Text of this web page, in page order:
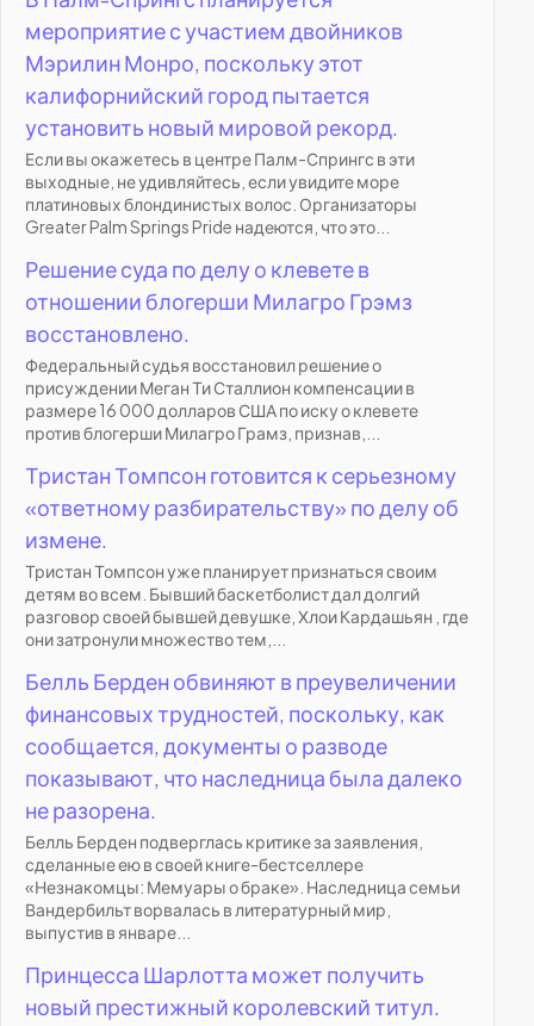
мероприятие с участием двойников
Мэрилин Монро, поскольку этот
калифорнийский город пытается
установить новый мировой рекорд.
Если вы окажетесь в центре Палм-Спрингс в эти
выходные, не удивляйтесь, если увидите море
платиновых блондинистых волос. Организаторы
Greater Palm Springs Pride надеются, что это...
Решение суда по делу о клевете в
отношении блогерши Милагро Грэмз
восстановлено.
Федеральный судья восстановил решение о
присуждении Меган Ти Сталлион компенсации в
размере 16 000 долларов США по иску о клевете
против блогерши Милагро Грамз, признав,...
Тристан Томпсон готовится к серьезному
«ответному разбирательству» по делу об
измене.
Тристан Томпсон уже планирует признаться своим
детям во всем. Бывший баскетболист дал долгий
разговор своей бывшей девушке, Хлои Кардашьян , где
они затронули множество тем,...
Белль Берден обвиняют в преувеличении
финансовых трудностей, поскольку, как
сообщается, документы о разводе
показывают, что наследница была далеко
не разорена.
Белль Берден подверглась критике за заявления,
сделанные ею в своей книге-бестселлере
«Незнакомцы: Мемуары о браке». Наследница семьи
Вандербильт ворвалась в литературный мир,
выпустив в январе...
Принцесса Шарлотта может получить
новый престижный королевский титул.